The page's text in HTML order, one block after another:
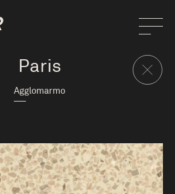
Paris
Agglomarmo